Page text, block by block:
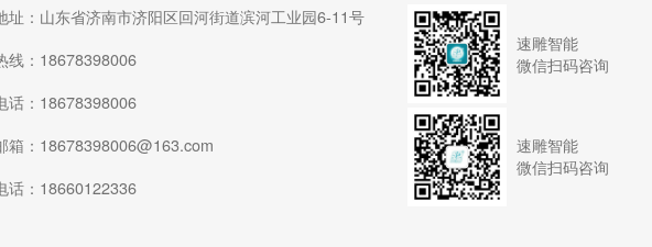
址：山东省济南市济阳区回河街道滨河工业园6-11号
线：18678398006
话：18678398006
箱：18678398006@163.com
话：18660122336
速雕智能
微信扫码咨询
速雕智能
微信扫码咨询